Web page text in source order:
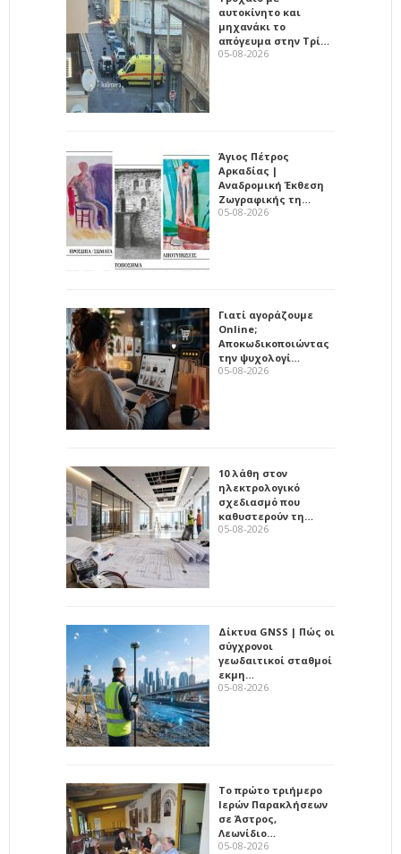
αυτοκίνητο και
μηχανάκι το
απόγευμα στην Τρί…
05-08-2026
Άγιος Πέτρος
Αρκαδίας |
Αναδρομική Έκθεση
Ζωγραφικής τη…
05-08-2026
Γιατί αγοράζουμε
Online;
Αποκωδικοποιώντας
την ψυχολογί…
05-08-2026
10 λάθη στον
ηλεκτρολογικό
σχεδιασμό που
καθυστερούν τη…
05-08-2026
Δίκτυα GNSS | Πώς οι
σύγχρονοι
γεωδαιτικοί σταθμοί
εκμη…
05-08-2026
Το πρώτο τριήμερο
Ιερών Παρακλήσεων
σε Άστρος,
Λεωνίδιο…
05-08-2026